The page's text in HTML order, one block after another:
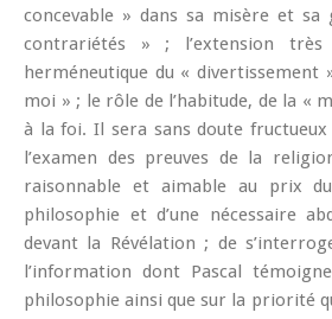
concevable » dans sa misère et sa
contrariétés » ; l’extension
herméneutique du « divertissement
moi » ; le rôle de l’habitude, de la «
à la foi. Il sera sans doute
l’examen des preuves de la
raisonnable et aimable au prix
philosophie et d’une nécessaire
devant la Révélation ; de
l’information dont Pascal
philosophie ainsi que sur la priorité